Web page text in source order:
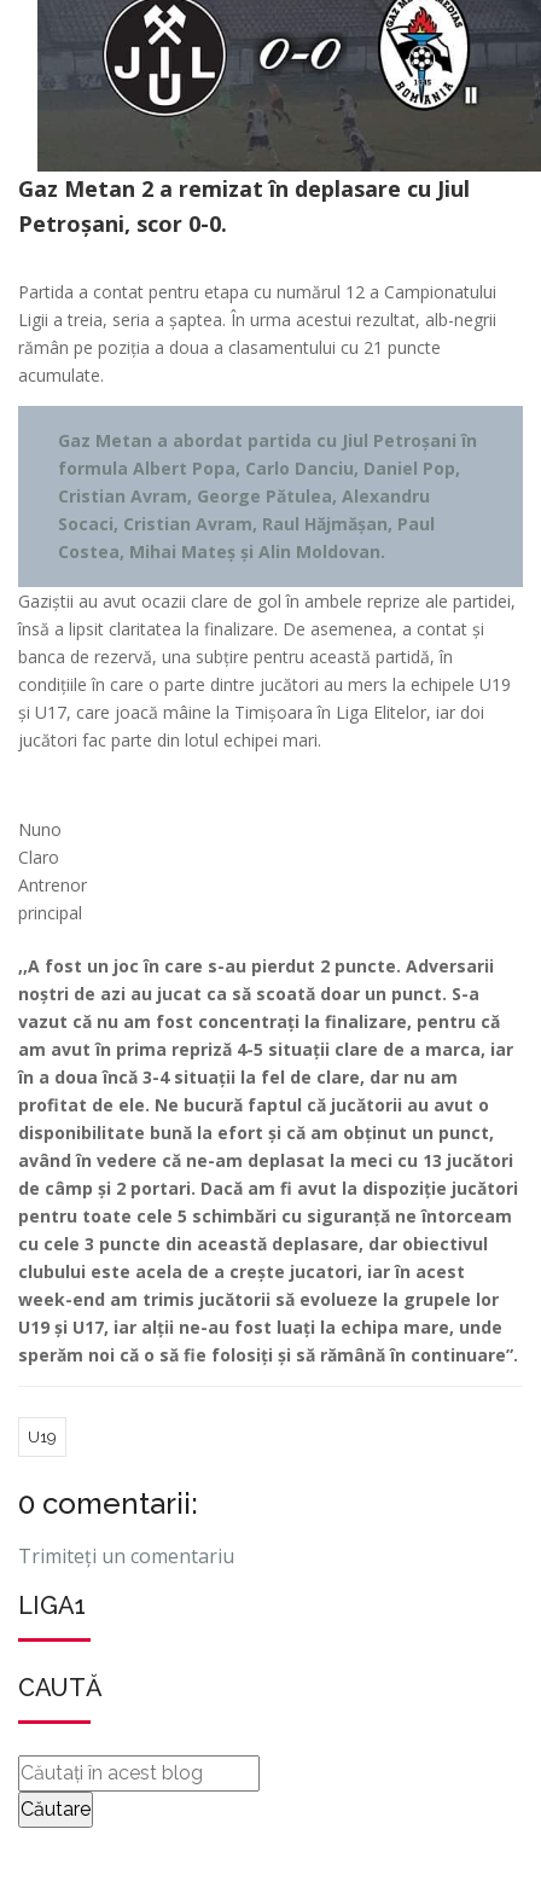
Gaz Metan 2 a remizat în deplasare cu Jiul
Petroșani, scor 0-0.
Partida a contat pentru etapa cu numărul 12 a Campionatului
Ligii a treia, seria a șaptea. În urma acestui rezultat, alb-negrii
rămân pe poziția a doua a clasamentului cu 21 puncte
acumulate.
Gaz Metan a abordat partida cu Jiul Petroșani în
formula Albert Popa, Carlo Danciu, Daniel Pop,
Cristian Avram, George Pătulea, Alexandru
Socaci, Cristian Avram, Raul Hăjmășan, Paul
Costea, Mihai Mateș și Alin Moldovan.
Gaziștii au avut ocazii clare de gol în ambele reprize ale partidei,
însă a lipsit claritatea la finalizare. De asemenea, a contat și
banca de rezervă, una subțire pentru această partidă, în
condițiile în care o parte dintre jucători au mers la echipele U19
și U17, care joacă mâine la Timișoara în Liga Elitelor, iar doi
jucători fac parte din lotul echipei mari.
Nuno
Claro
Antrenor
principal
,,A fost un joc în care s-au pierdut 2 puncte. Adversarii
noștri de azi au jucat ca să scoată doar un punct. S-a
vazut că nu am fost concentrați la finalizare, pentru că
am avut în prima repriză 4-5 situații clare de a marca, iar
în a doua încă 3-4 situații la fel de clare, dar nu am
profitat de ele. Ne bucură faptul că jucătorii au avut o
disponibilitate bună la efort și că am obținut un punct,
având în vedere că ne-am deplasat la meci cu 13 jucători
de câmp și 2 portari. Dacă am fi avut la dispoziție jucători
pentru toate cele 5 schimbări cu siguranță ne întorceam
cu cele 3 puncte din această deplasare, dar obiectivul
clubului este acela de a crește jucatori, iar în acest
week-end am trimis jucătorii să evolueze la grupele lor
U19 și U17, iar alții ne-au fost luați la echipa mare, unde
sperăm noi că o să fie folosiți și să rămână în continuare”.
U19
0 comentarii:
Trimiteți un comentariu
LIGA1
CAUTĂ